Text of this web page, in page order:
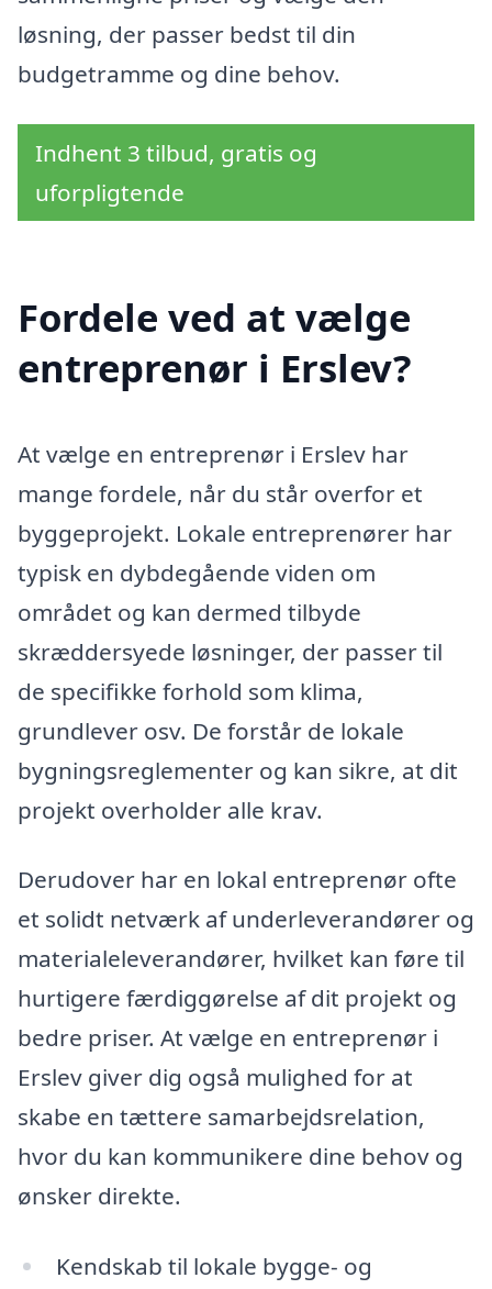
løsning, der passer bedst til din
budgetramme og dine behov.
Indhent 3 tilbud, gratis og
uforpligtende
Fordele ved at vælge
entreprenør i Erslev?
At vælge en entreprenør i Erslev har
mange fordele, når du står overfor et
byggeprojekt. Lokale entreprenører har
typisk en dybdegående viden om
området og kan dermed tilbyde
skræddersyede løsninger, der passer til
de specifikke forhold som klima,
grundlever osv. De forstår de lokale
bygningsreglementer og kan sikre, at dit
projekt overholder alle krav.
Derudover har en lokal entreprenør ofte
et solidt netværk af underleverandører og
materialeleverandører, hvilket kan føre til
hurtigere færdiggørelse af dit projekt og
bedre priser. At vælge en entreprenør i
Erslev giver dig også mulighed for at
skabe en tættere samarbejdsrelation,
hvor du kan kommunikere dine behov og
ønsker direkte.
Kendskab til lokale bygge- og